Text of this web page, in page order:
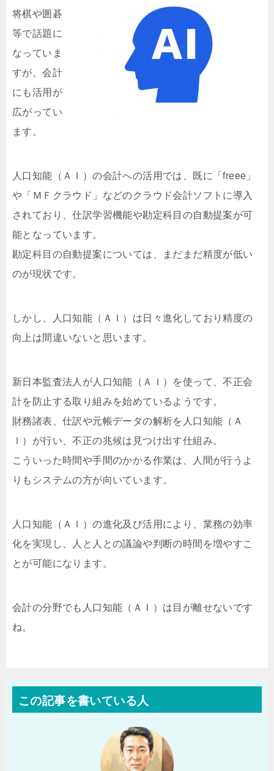
将棋や囲碁
等で話題に
なっていま
すが、会計
にも活用が
広がってい
ます。
人口知能（ＡＩ）の会計への活用では、既に「freee」
や「ＭＦクラウド」などのクラウド会計ソフトに導入
されており、仕訳学習機能や勘定科目の自動提案が可
能となっています。
勘定科目の自動提案については、まだまだ精度が低い
のが現状です。
しかし、人口知能（ＡＩ）は日々進化しており精度の
向上は間違いないと思います。
新日本監査法人が人口知能（ＡＩ）を使って、不正会
計を防止する取り組みを始めているようです。
財務諸表、仕訳や元帳データの解析を人口知能（Ａ
Ｉ）が行い、不正の兆候は見つけ出す仕組み。
こういった時間や手間のかかる作業は、人間が行うよ
りもシステムの方が向いています。
人口知能（ＡＩ）の進化及び活用により、業務の効率
化を実現し、人と人との議論や判断の時間を増やすこ
とが可能になります。
会計の分野でも人口知能（ＡＩ）は目が離せないです
ね。
この記事を書いている人